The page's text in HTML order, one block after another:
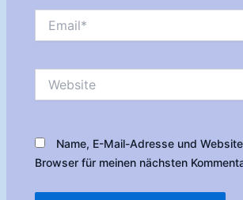
Name, E-Mail-Adresse und
Browser für meinen nächsten